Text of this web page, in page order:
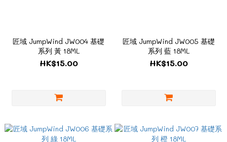
匠域 JumpWind JW004 基礎
系列 黃 18ML
HK$15.00
匠域 JumpWind JW005 基礎
系列 藍 18ML
HK$15.00